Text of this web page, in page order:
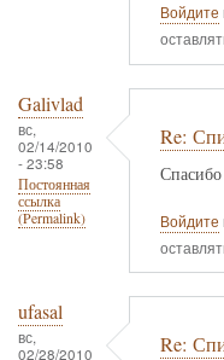
Войдите
Galivlad
вс,
02/14/2010
- 23:58
Постоянная
ссылка
(Permalink)
Re:
Войдите
ufasal
вс,
02/28/2010
Re: